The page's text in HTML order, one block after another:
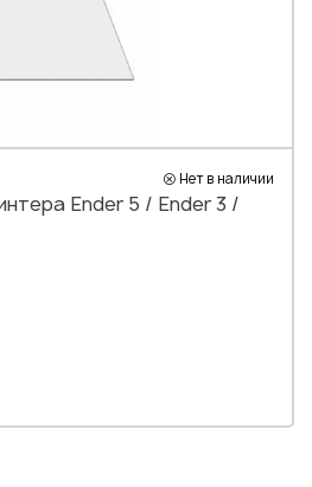
Нет в наличии
Ender 5 / Ender 3 /